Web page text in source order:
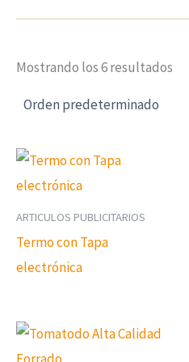
Mostrando los 6 resultados
ARTICULOS PUBLICITARIOS
Termo con Tapa
electrónica